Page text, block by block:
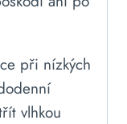
při nízkých
vlhkou